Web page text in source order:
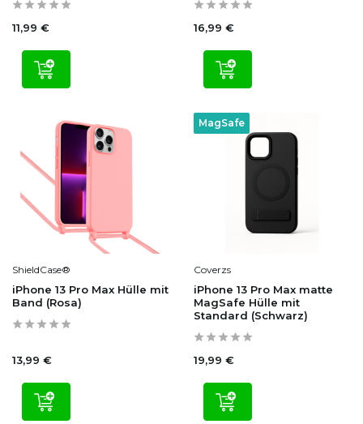
11,99 € 16,99 €
ShieldCase®
iPhone 13 Pro Max Hülle mit
Band (Rosa)
13,99 €
MagSafe
Coverzs
iPhone 13 Pro Max matte
MagSafe Hülle mit
Standard (Schwarz)
19,99 €